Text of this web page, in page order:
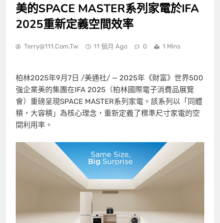
美的SPACE MASTER系列家電於IFA
2025重新定義空間效率
Terry@111.com.tw 11 個月 Ago 0 1 Mins
柏林2025年9月7日 /美通社/ — 2025年《財富》世界500
強企業美的集團在IFA 2025（柏林國際電子消費品展覽
會）重磅呈現SPACE MASTER系列家電。該系列以「同體
積，大容積」為核心理念，重新定義了標準尺寸家電的空
間利用率。